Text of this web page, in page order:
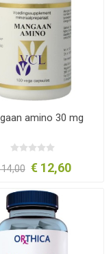
amino 30 mg
€ 12,60